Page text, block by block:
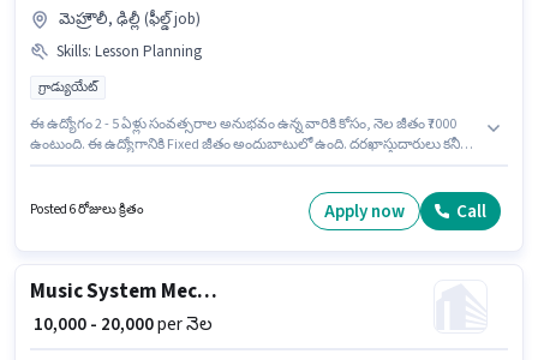
మెహ్రౌలీ, ఢిల్లీ (ఫీల్డ్ job)
Skills: Lesson Planning
గ్రాడ్యుయేట్
ఈ ఉద్యోగం 2 - 5 ఏళ్లు సంవత్సరాల అనుభవం ఉన్న వారికి కోసం, నెల జీతం ₹7000
ఉంటుంది. ఈ ఉద్యోగానికి Fixed జీతం అందుబాటులో ఉంది. దరఖాస్తుదారులు కనీసం
గురువు / బోధకుడు విభాగంలో Home tutor గా చేరండి.
Posted 6 రోజులు క్రితం Apply now Call
Music System Mechanic
₹ 10,000 - 20,000per నెల